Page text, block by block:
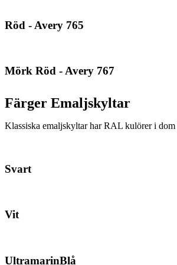
Röd - Avery 765
Mörk Röd - Avery 767
Färger Emaljskyltar
Klassiska emaljskyltar har RAL kulörer i dom
Svart
Vit
UltramarinBlå